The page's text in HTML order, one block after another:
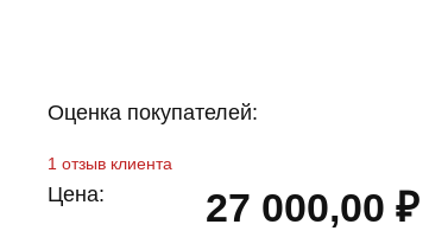
Оценка покупателей:
1 отзыв клиента
Цена: 27 000,00₽